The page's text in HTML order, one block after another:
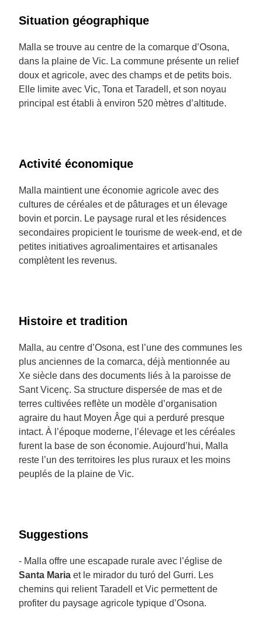
Situation géographique
Malla se trouve au centre de la comarque d’Osona,
dans la plaine de Vic. La commune présente un relief
doux et agricole, avec des champs et de petits bois.
Elle limite avec Vic, Tona et Taradell, et son noyau
principal est établi à environ 520 mètres d’altitude.
Activité économique
Malla maintient une économie agricole avec des
cultures de céréales et de pâturages et un élevage
bovin et porcin. Le paysage rural et les résidences
secondaires propicient le tourisme de week-end, et de
petites initiatives agroalimentaires et artisanales
complètent les revenus.
Histoire et tradition
Malla, au centre d’Osona, est l’une des communes les
plus anciennes de la comarca, déjà mentionnée au
Xe siècle dans des documents liés à la paroisse de
Sant Vicenç. Sa structure dispersée de mas et de
terres cultivées reflète un modèle d’organisation
agraire du haut Moyen Âge qui a perduré presque
intact. À l’époque moderne, l’élevage et les céréales
furent la base de son économie. Aujourd’hui, Malla
reste l’un des territoires les plus ruraux et les moins
peuplés de la plaine de Vic.
Suggestions
- Malla offre une escapade rurale avec l’église de
Santa Maria et le mirador du turó del Gurri. Les
chemins qui relient Taradell et Vic permettent de
profiter du paysage agricole typique d’Osona.